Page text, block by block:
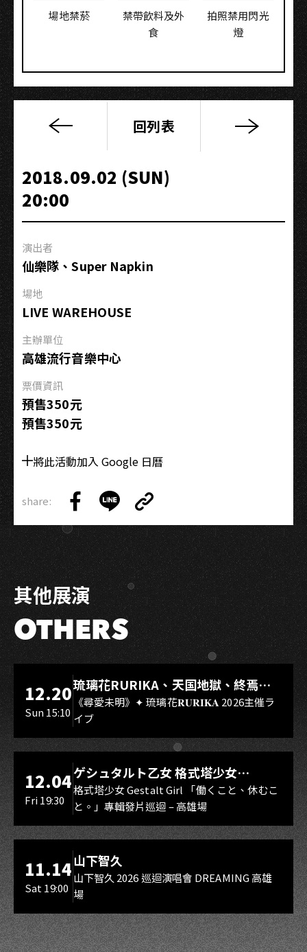
場地禁菸
禁帶飲料及外
食
拍照禁用閃光
燈
「Broken
’18：
東
尼」
巡
高
站
回列表
2018.09.02 (SUN)
20:00
演出者
仙樂隊、Super Napkin
場地
LIVE WAREHOUSE
主辦單位
高雄流行音樂中心
票價資訊
預售350元
預售350元
將此活動加入 Google 日曆
share:
on
Facebook
on
LINE
Link
Copy
Link
其他展演
OTHERS
LIVE WAREHOUSE 小庫
12.20
Sun 15:10
琉璃花RURIKA、天国地獄、終焉
Rebirth、DUALIA、無我夢中、花奏
スマイル（O.A.）
《尋愛未明》✦ 琉璃花𝐑𝐔𝐑𝐈𝐊𝐀 2026主催ラ
イブ
LIVE WAREHOUSE 小庫
12.04
Fri 19:30
ゲシュタルト乙女 格式塔少女
Gestalt Girl
格式塔少女 Gestalt Girl 「働くこと、休むこ
と。」專輯發片巡迴 – 高雄場
11.14
Sat 19:00
山下智久
山下智久 2026 巡迴演唱會 DREAMING 高雄
場